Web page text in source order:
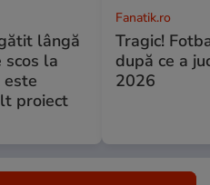
lângă
scos la
proiect
Fanatik.ro
Tragic!
după ce a
2026